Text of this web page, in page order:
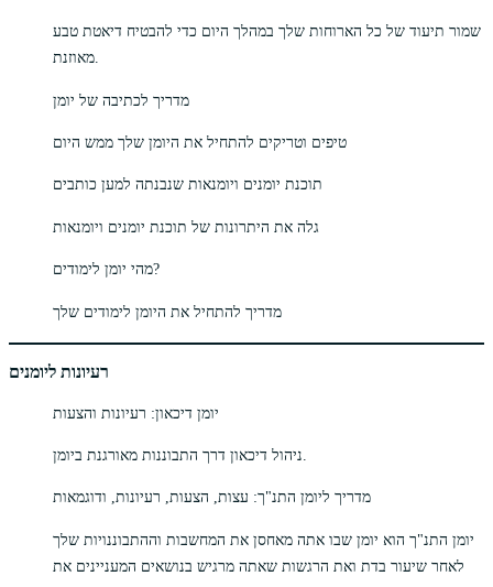
שמור תיעוד של כל הארוחות שלך במהלך היום כדי להבטיח דיאטת טבע
מאוזנת.
מדריך לכתיבה של יומן
טיפים וטריקים להתחיל את היומן שלך ממש היום
תוכנת יומנים ויומנאות שנבנתה למען כותבים
גלה את היתרונות של תוכנת יומנים ויומנאות
מהי יומן לימודים?
מדריך להתחיל את היומן לימודים שלך
רעיונות ליומנים
יומן דיכאון: רעיונות והצעות
מדריך ליומן התנ"ך: עצות, הצעות, רעיונות, ודוגמאות
יומן התנ"ך הוא יומן שבו אתה מאחסן את המחשבות וההתבוננויות שלך
לאחר שיעור בדת ואת הרגשות שאתה מרגיש בנושאים המעניינים את